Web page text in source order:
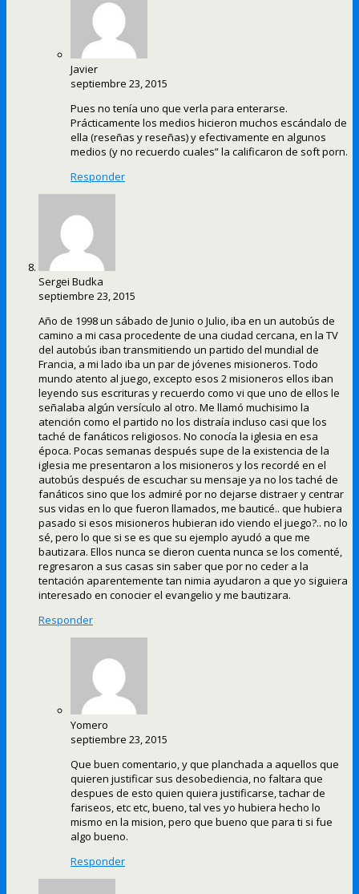
Javier
septiembre 23, 2015
Pues no tenía uno que verla para enterarse.
Prácticamente los medios hicieron muchos escándalo de
ella (reseñas y reseñas) y efectivamente en algunos
medios (y no recuerdo cuales” la calificaron de soft porn.
Responder
Sergei Budka
septiembre 23, 2015
Año de 1998 un sábado de Junio o Julio, iba en un autobús de
camino a mi casa procedente de una ciudad cercana, en la TV
del autobús iban transmitiendo un partido del mundial de
Francia, a mi lado iba un par de jóvenes misioneros. Todo
mundo atento al juego, excepto esos 2 misioneros ellos iban
leyendo sus escrituras y recuerdo como vi que uno de ellos le
señalaba algún versículo al otro. Me llamó muchisimo la
atención como el partido no los distraía incluso casi que los
taché de fanáticos religiosos. No conocía la iglesia en esa
época. Pocas semanas después supe de la existencia de la
iglesia me presentaron a los misioneros y los recordé en el
autobús después de escuchar su mensaje ya no los taché de
fanáticos sino que los admiré por no dejarse distraer y centrar
sus vidas en lo que fueron llamados, me bauticé.. que hubiera
pasado si esos misioneros hubieran ido viendo el juego?.. no lo
sé, pero lo que si se es que su ejemplo ayudó a que me
bautizara. Ellos nunca se dieron cuenta nunca se los comenté,
regresaron a sus casas sin saber que por no ceder a la
tentación aparentemente tan nimia ayudaron a que yo siguiera
interesado en conocier el evangelio y me bautizara.
Responder
Yomero
septiembre 23, 2015
Que buen comentario, y que planchada a aquellos que
quieren justificar sus desobediencia, no faltara que
despues de esto quien quiera justificarse, tachar de
fariseos, etc etc, bueno, tal ves yo hubiera hecho lo
mismo en la mision, pero que bueno que para ti si fue
algo bueno.
Responder